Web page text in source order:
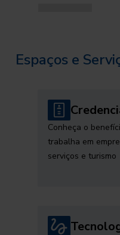
Espaços e
Conheça o
trabalha em
serviços e turismo